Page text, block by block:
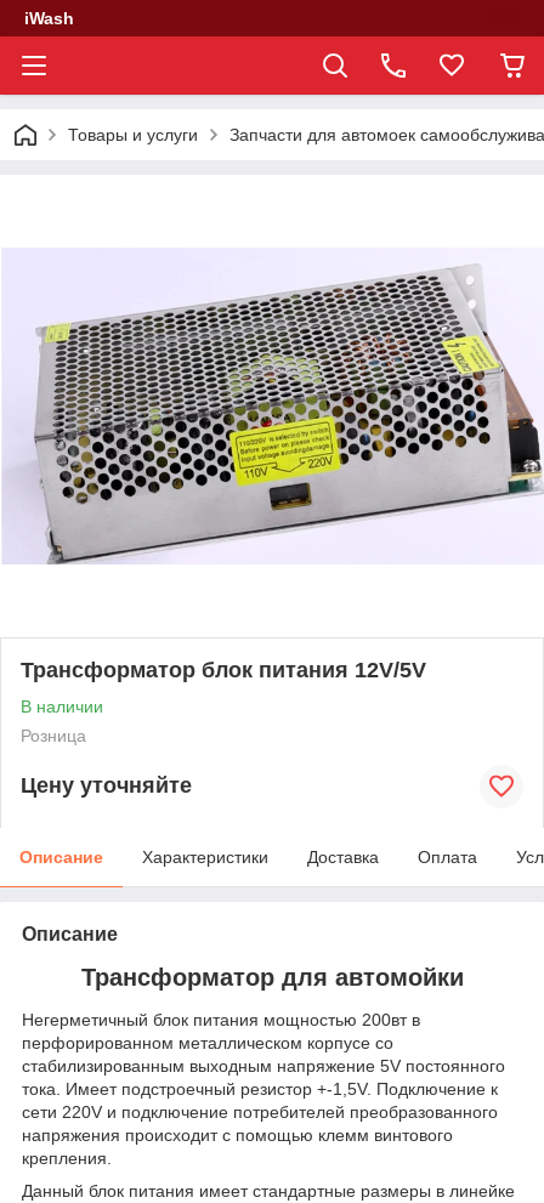
iWash
Товары и услуги Запчасти для автомоек
Трансформатор блок питания 12V/5V
В наличии
Розница
Цену уточняйте
Описание Характеристики Доставка Оплата
Описание
Трансформатор для автомойки
Негерметичный блок питания мощностью 200вт в
перфорированном металлическом корпусе со
стабилизированным выходным напряжение 5V постоянного
тока. Имеет подстроечный резистор +-1,5V. Подключение к
сети 220V и подключение потребителей преобразованного
напряжения происходит с помощью клемм винтового
крепления.
Данный блок питания имеет стандартные размеры в линейке